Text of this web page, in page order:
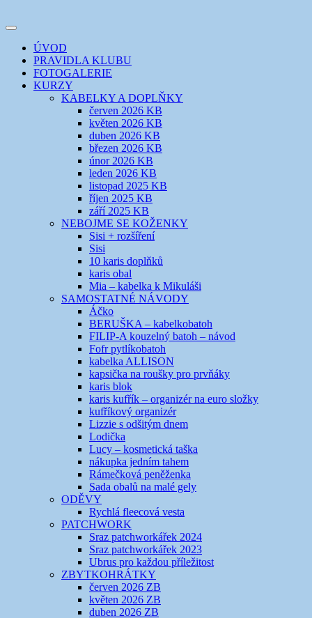
k
webuEVIKLUB
šicí klub
Toggle
navigation
ÚVOD
PRAVIDLA KLUBU
FOTOGALERIE
KURZY
KABELKY A DOPLŇKY
červen 2026 KB
květen 2026 KB
duben 2026 KB
březen 2026 KB
únor 2026 KB
leden 2026 KB
listopad 2025 KB
říjen 2025 KB
září 2025 KB
NEBOJME SE KOŽENKY
Sisi + rozšíření
Sisi
10 karis doplňků
karis obal
Mia – kabelka k Mikuláši
SAMOSTATNÉ NÁVODY
Áčko
BERUŠKA – kabelkobatoh
FILIP-A kouzelný batoh – návod
Fofr pytlíkobatoh
kabelka ALLISON
kapsička na roušky pro prvňáky
karis blok
karis kufřík – organizér na euro složky
kufříkový organizér
Lizzie s odšitým dnem
Lodička
Lucy – kosmetická taška
nákupka jedním tahem
Rámečková peněženka
Sada obalů na malé gely
ODĚVY
Rychlá fleecová vesta
PATCHWORK
Sraz patchworkářek 2024
Sraz patchworkářek 2023
Ubrus pro každou příležitost
ZBYTKOHRÁTKY
červen 2026 ZB
květen 2026 ZB
duben 2026 ZB